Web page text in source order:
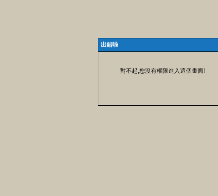
出錯啦
對不起,您沒有權限進入這個畫面!